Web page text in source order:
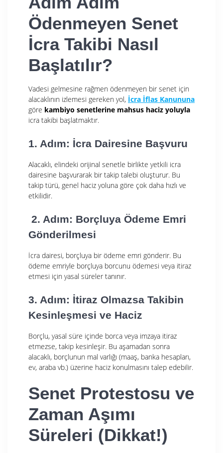
Ödenmeyen Senet
İcra Takibi Nasıl
Başlatılır?
Vadesi gelmesine rağmen ödenmeyen bir senet için
alacaklının izlemesi gereken yol, İcra İflas Kanununa
göre kambiyo senetlerine mahsus haciz yoluyla
icra takibi başlatmaktır.
1. Adım: İcra Dairesine Başvuru
Alacaklı, elindeki orijinal senetle birlikte yetkili icra
dairesine başvurarak bir takip talebi oluşturur. Bu
takip türü, genel haciz yoluna göre çok daha hızlı ve
etkilidir.
2. Adım: Borçluya Ödeme Emri
Gönderilmesi
İcra dairesi, borçluya bir ödeme emri gönderir. Bu
ödeme emriyle borçluya borcunu ödemesi veya itiraz
etmesi için yasal süreler tanınır.
3. Adım: İtiraz Olmazsa Takibin
Kesinleşmesi ve Haciz
Borçlu, yasal süre içinde borca veya imzaya itiraz
etmezse, takip kesinleşir. Bu aşamadan sonra
alacaklı, borçlunun mal varlığı (maaş, banka hesapları,
ev, araba vb.) üzerine haciz konulmasını talep edebilir.
Senet Protestosu ve
Zaman Aşımı
Süreleri (Dikkat!)